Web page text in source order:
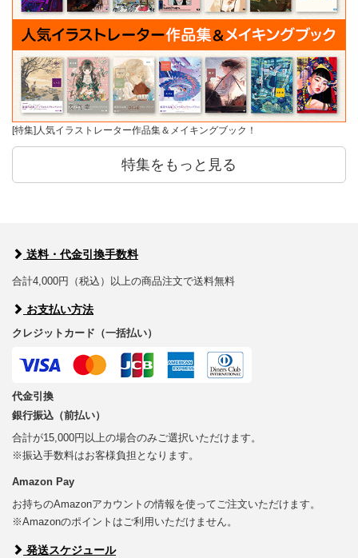
[特集]人気イラストレーター作品集＆メイキングブック！
特集をもっと見る
送料・代金引換手数料
合計4,000円（税込）以上の商品注文で送料無料
お支払い方法
クレジットカード（一括払い）
代金引換
銀行振込（前払い）
合計が15,000円以上の場合のみご選択いただけます。
※振込手数料はお客様負担となります。
Amazon Pay
お持ちのAmazonアカウントの情報を使ってご注文いただけます。
※Amazonのポイントはご利用いただけません。
発送スケジュール